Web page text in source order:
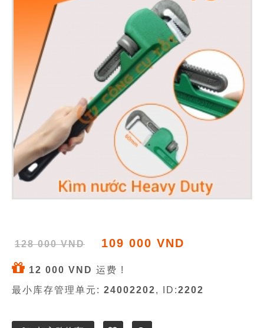
128 000 VND 109 000 VND
12 000 VND 运费 !
最小库存管理单元: 24002202, ID:2202